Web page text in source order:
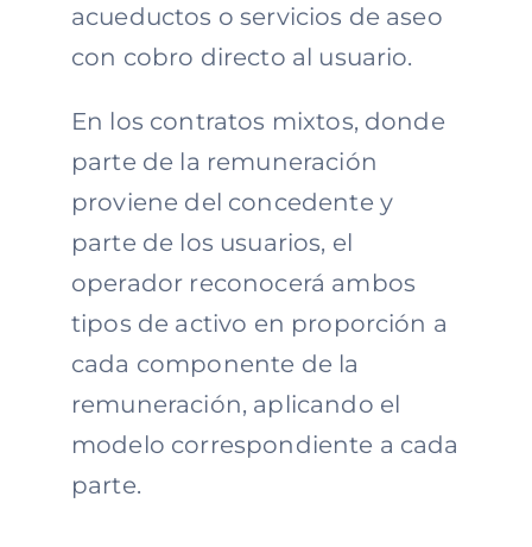
acueductos o servicios de aseo
con cobro directo al usuario.
En los contratos mixtos, donde
parte de la remuneración
proviene del concedente y
parte de los usuarios, el
operador reconocerá ambos
tipos de activo en proporción a
cada componente de la
remuneración, aplicando el
modelo correspondiente a cada
parte.